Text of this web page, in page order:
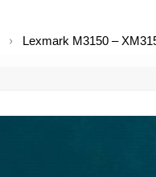
Lexmark M3150 –